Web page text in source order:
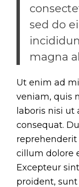
sed do
magna
Ut enim ad
veniam, quis
laboris nisi
consequat.
cillum dolore
Excepteur
proident,